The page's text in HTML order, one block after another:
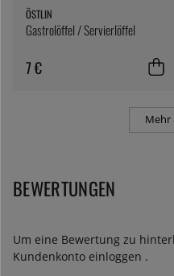
ÖSTLIN
Gastrolöffel / Servierlöffel
7 €
Mehr
BEWERTUNGEN
Um eine Bewertung zu
Kundenkonto einloggen .